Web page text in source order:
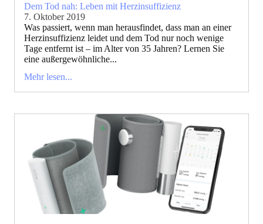
Dem Tod nah: Leben mit Herzinsuffizienz
7. Oktober 2019
Was passiert, wenn man herausfindet, dass man an einer
Herzinsuffizienz leidet und dem Tod nur noch wenige
Tage entfernt ist – im Alter von 35 Jahren? Lernen Sie
eine außergewöhnliche...
Mehr lesen...